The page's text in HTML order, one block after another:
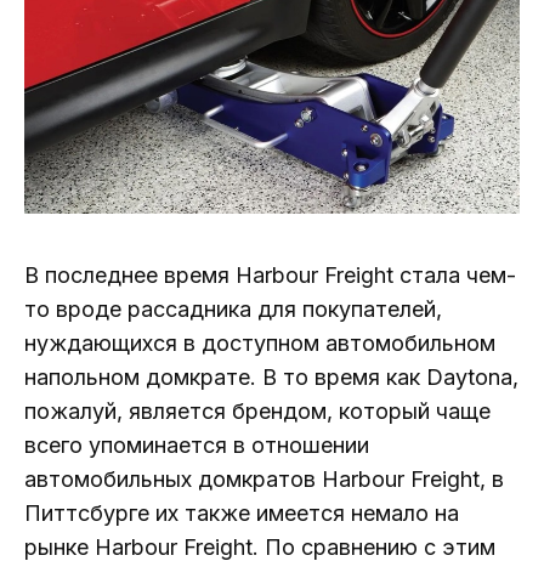
В последнее время Harbour Freight стала чем-
то вроде рассадника для покупателей,
нуждающихся в доступном автомобильном
напольном домкрате. В то время как Daytona,
пожалуй, является брендом, который чаще
всего упоминается в отношении
автомобильных домкратов Harbour Freight, в
Питтсбурге их также имеется немало на
рынке Harbour Freight. По сравнению с этим